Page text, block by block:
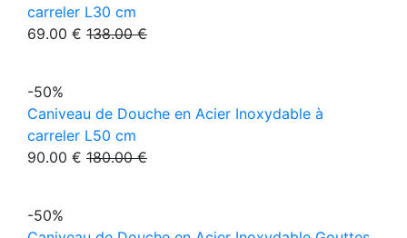
carreler L30 cm
69.00 € 138.00 €
-50%
Caniveau de Douche en Acier Inoxydable à
carreler L50 cm
90.00 € 180.00 €
-50%